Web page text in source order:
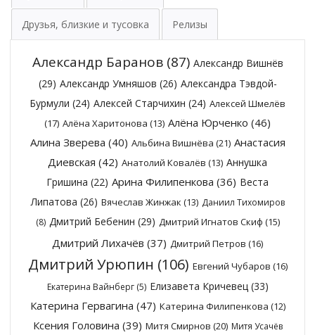
Друзья, близкие и тусовка Релизы
Александр Баранов(87) Александр Вишнёв
(29) Александр Умняшов (26) Александра Тэвдой-
Бурмули (24) Алексей Старчихин (24) Алексей Шмелёв
(17) Алёна Харитонова (13) Алёна Юрченко (46)
Алина Зверева (40) Альбина Вишнёва (21) Анастасия
Диевская (42) Анатолий Ковалёв (13) Аннушка
Гришина (22) Арина Филипенкова (36) Веста
Липатова (26) Вячеслав Жинжак (13) Даниил Тихомиров
(8) Дмитрий Бебенин (29) Дмитрий Игнатов Скиф (15)
Дмитрий Лихачёв (37) Дмитрий Петров (16)
Дмитрий Урюпин (106) Евгений Чубаров (16)
Екатерина Вайнберг(5) Елизавета Кричевец(33)
Катерина Гервагина (47) Катерина Филипенкова (12)
Ксения Головина (39) Митя Смирнов (20) Митя Усачёв